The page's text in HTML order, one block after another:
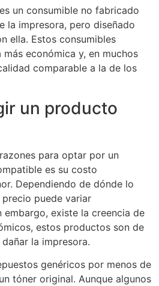
un consumible no fabricado
la impresora, pero diseñado
ella. Estos consumibles
económica y, en muchos
comparable a la de los
un producto
para optar por un
es su costo
Dependiendo de dónde lo
puede variar
embargo, existe la creencia de
estos productos son de
la impresora.
genéricos por menos de
tóner original. Aunque algunos